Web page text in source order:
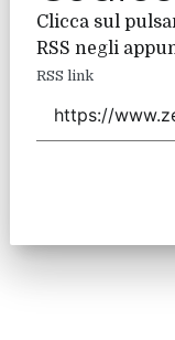
Clicca sul
RSS negli
RSS link